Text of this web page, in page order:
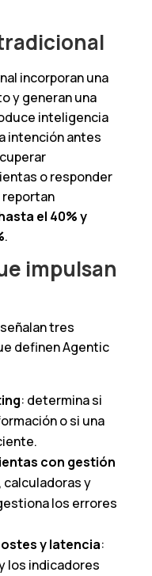
incorporan una
y generan una
inteligencia
intención antes
o responder
el 40% y
.
impulsan
tres
definen Agentic
: determina si
o si una
con gestión
calculadoras y
los errores
y latencia:
los indicadores